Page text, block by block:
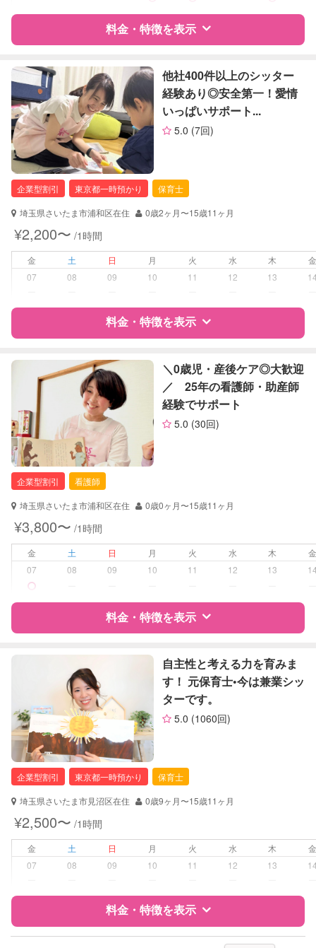
障がい児対応 対応可否は個別に相談
レッスン なし
定期予約 お引き受けしていません
お子様の撮影
（定期特典）
対応不可
料金・特徴を表示
特徴 料金 レビュー
サポートの特徴
資格
企業型割引対象(旧内閣府補助対象)
自治体届出済ベビーシッター
保育士
対応可能/特徴
早朝対応
病児対応 病児、病後児、ともに不可
絵・工作レッスン
定期予約 可能
お子様の撮影
（定期特典）
対応不可
他社400件以上のシッター
経験あり◎安全第一！愛情
いっぱいサポート...
5.0 (7回)
企業型割引 東京都一時預かり
保育士
埼玉県さいたま市浦和区在住
0歳2ヶ月〜15歳11ヶ月
¥2,200〜 /1時間
金 土 日 月 火 水 木
07
08 09 10 11 12 13
料金・特徴を表示
特徴 料金 レビュー
サポートの特徴
資格
企業型割引対象(旧内閣府補助対象)
自治体届出済ベビーシッター
保育士
対応可能/特徴
送迎サポート
病児対応 病児、病後児、ともに不可
障がい児対応
なし
可能
お子様の撮影
（定期特典）
対応可能
＼0歳児・産後ケア◎大歓迎
／ 25年の看護師・助産師
経験でサポート
5.0 (30回)
企業型割引
看護師
埼玉県さいたま市浦和区在住
0歳0ヶ月〜15歳11ヶ月
¥3,800〜 /1時間
金 土 日 月 火 水 木
07
08 09 10 11 12 13
料金・特徴を表示
料金 レビュー
サポートの特徴
資格
企業型割引対象(旧内閣府補助対象)
自治体届出済ベビーシッター
看護師
助産師
病児対応 病児、病後児、ともに不可
障がい児対応 対応可否は個別に相談
レッスン なし
自主性と考える力を育みま
す！ 元保育士•今は兼業シッ
ターです。
5.0 (1060回)
企業型割引 東京都一時預かり
保育士
埼玉県さいたま市見沼区在住
0歳9ヶ月〜15歳11ヶ月
¥2,500〜 /1時間
金 土 日 月 火 水 木
07
08 09 10 11 12 13
料金・特徴を表示